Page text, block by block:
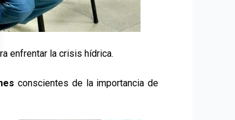
enfrentar la crisis hídrica.
conscientes de la importancia de